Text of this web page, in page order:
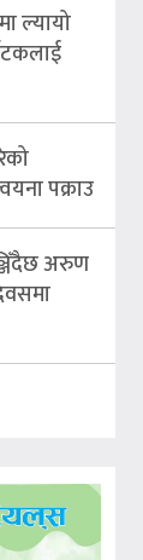
ल्यायो
पक्राउ
अरुण